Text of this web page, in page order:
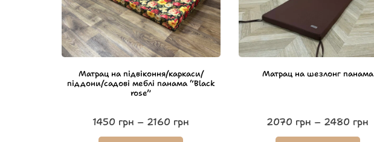
Матрац на підвіконня/каркаси/
піддони/садові меблі панама “Black
rose”
1450 грн – 2160 грн
Матрац на шезлонг панама
2070 грн – 2480 грн